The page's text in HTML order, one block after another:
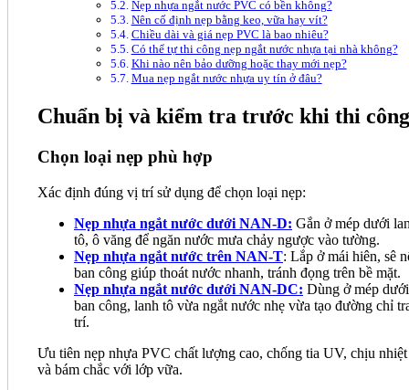
Nẹp nhựa ngắt nước PVC có bền không?
Nên cố định nẹp bằng keo, vữa hay vít?
Chiều dài và giá nẹp PVC là bao nhiêu?
Có thể tự thi công nẹp ngắt nước nhựa tại nhà không?
Khi nào nên bảo dưỡng hoặc thay mới nẹp?
Mua nẹp ngắt nước nhựa uy tín ở đâu?
Chuẩn bị và kiểm tra trước khi thi công
Chọn loại nẹp phù hợp
Xác định đúng vị trí sử dụng để chọn loại nẹp:
Nẹp nhựa ngắt nước dưới NAN-D: Gắn ở mép dưới
tô, ô văng để ngăn nước mưa chảy ngược vào tường.
Nẹp nhựa ngắt nước trên NAN-T: Lắp ở mái hiên, sê
ban công giúp thoát nước nhanh, tránh đọng trên bề mặt.
Nẹp nhựa ngắt nước dưới NAN-DC: Dùng ở mép dưới
ban công, lanh tô vừa ngắt nước nhẹ vừa tạo đường chỉ
trí.
Ưu tiên nẹp nhựa PVC chất lượng cao, chống tia UV, chịu
và bám chắc với lớp vữa.